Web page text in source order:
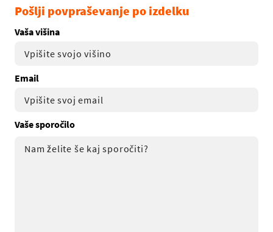
Pošlji povpraševanje po izdelku
Vaša višina
Email
Vaše sporočilo